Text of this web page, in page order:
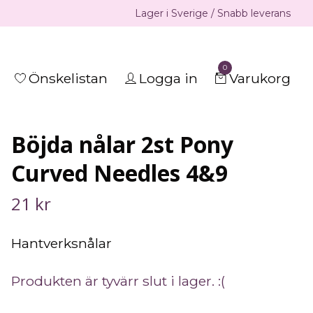
Lager i Sverige / Snabb leverans
Önskelistan Logga in
0
Varukorg
Böjda nålar 2st Pony
Curved Needles 4&9
21 kr
Hantverksnålar
Produkten är tyvärr slut i lager. :(